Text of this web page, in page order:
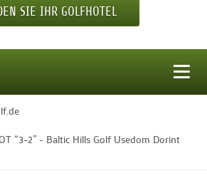
SIE IHR GOLFHOTEL
“3=2” - Baltic Hills Golf Usedom Dorint